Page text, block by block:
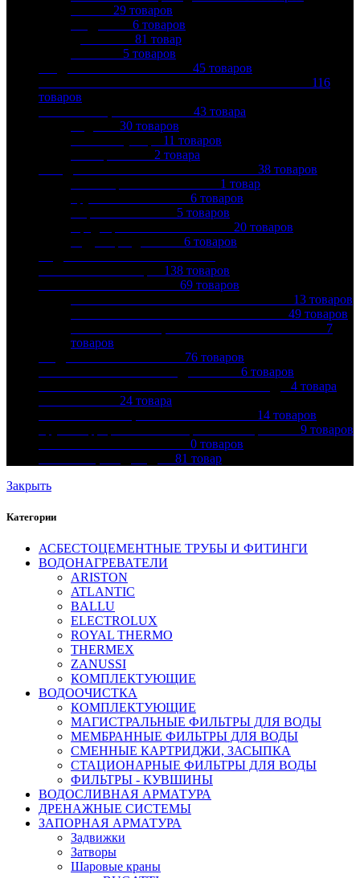
29 товаров
6 товаров
81 товар
5 товаров
45 товаров
116
товаров
43 товара
30 товаров
11 товаров
2 товара
38 товаров
1 товар
6 товаров
5 товаров
20 товаров
6 товаров
138 товаров
69 товаров
13 товаров
49 товаров
7
товаров
76 товаров
6 товаров
4 товара
24 товара
14 товаров
9 товаров
0 товаров
81 товар
Закрыть
Категории
АСБЕСТОЦЕМЕНТНЫЕ ТРУБЫ И ФИТИНГИ
ВОДОНАГРЕВАТЕЛИ
ARISTON
ATLANTIC
BALLU
ELECTROLUX
ROYAL THERMO
THERMEX
ZANUSSI
КОМПЛЕКТУЮЩИЕ
ВОДООЧИСТКА
КОМПЛЕКТУЮЩИЕ
МАГИСТРАЛЬНЫЕ ФИЛЬТРЫ ДЛЯ ВОДЫ
МЕМБРАННЫЕ ФИЛЬТРЫ ДЛЯ ВОДЫ
СМЕННЫЕ КАРТРИДЖИ, ЗАСЫПКА
СТАЦИОНАРНЫЕ ФИЛЬТРЫ ДЛЯ ВОДЫ
ФИЛЬТРЫ - КУВШИНЫ
ВОДОСЛИВНАЯ АРМАТУРА
ДРЕНАЖНЫЕ СИСТЕМЫ
ЗАПОРНАЯ АРМАТУРА
Задвижки
Затворы
Шаровые краны